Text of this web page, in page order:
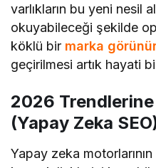
varlıkların bu yeni nesil
okuyabileceği şekilde
köklü bir marka
geçirilmesi artık hayati
2026 Trendlerine
(Yapay Zeka
Yapay zeka